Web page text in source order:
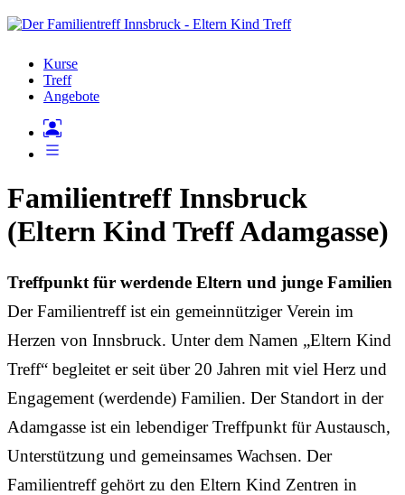
Kurse
Treff
Angebote
Familientreff Innsbruck
(Eltern Kind Treff Adamgasse)
Treffpunkt für werdende Eltern und junge Familien
Der Familientreff ist ein gemeinnütziger Verein im
Herzen von Innsbruck. Unter dem Namen „Eltern Kind
Treff“ begleitet er seit über 20 Jahren mit viel Herz und
Engagement (werdende) Familien. Der Standort in der
Adamgasse ist ein lebendiger Treffpunkt für Austausch,
Unterstützung und gemeinsames Wachsen. Der
Familientreff gehört zu den Eltern Kind Zentren in